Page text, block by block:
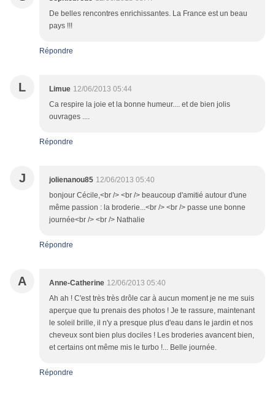
De belles rencontres enrichissantes. La France est un beau
pays !!!
Répondre
L Limue 12/06/2013 05:44
Ca respire la joie et la bonne humeur.... et de bien jolis
ouvrages ....
Répondre
J jolienanou85 12/06/2013 05:40
bonjour Cécile,<br /> <br /> beaucoup d'amitié autour d'une
même passion : la broderie...<br /> <br /> passe une bonne
journée<br /> <br /> Nathalie
Répondre
A Anne-Catherine 12/06/2013 05:40
Ah ah ! C'est très très drôle car à aucun moment je ne me suis
aperçue que tu prenais des photos ! Je te rassure, maintenant
le soleil brille, il n'y a presque plus d'eau dans le jardin et nos
cheveux sont bien plus dociles ! Les broderies avancent bien,
et certains ont même mis le turbo !... Belle journée.
Répondre